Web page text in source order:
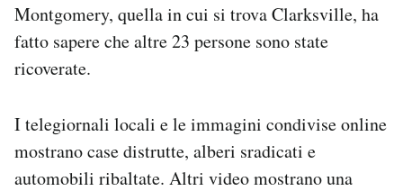
Regala il Post
Hai bisogno di aiuto?
Montgomery, quella in cui si trova Clarksville, ha
fatto sapere che altre 23 persone sono state
ricoverate.
I telegiornali locali e le immagini condivise online
mostrano case distrutte, alberi sradicati e
automobili ribaltate. Altri video mostrano una